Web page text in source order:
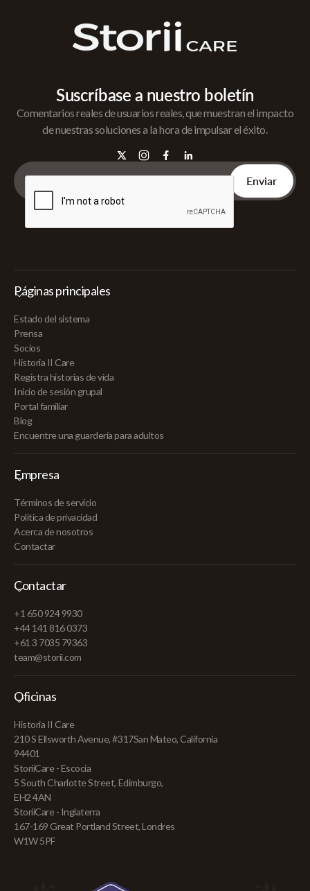
Suscríbase a nuestro boletín
Comentarios reales de usuarios reales, que muestran el impacto
de nuestras soluciones a la hora de impulsar el éxito.
Páginas principales
Estado del sistema
Prensa
Socios
Historia II Care
Registra historias de vida
Inicio de sesión grupal
Portal familiar
Blog
Encuentre una guardería para adultos
Empresa
Términos de servicio
Política de privacidad
Acerca de nosotros
Contactar
Contactar
+1 650 924 9930
+44 141 816 0373
+61 3 7035 79363
team@storii.com
Oficinas
Historia II Care
210 S Ellsworth Avenue, #317San Mateo, California
94401
StoriiCare - Escocia
5 South Charlotte Street, Edimburgo,
EH2 4AN
StoriiCare - Inglaterra
167-169 Great Portland Street, Londres
W1W 5PF